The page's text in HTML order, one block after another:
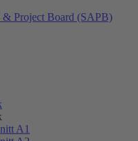
Project Board (SAPB)
A1